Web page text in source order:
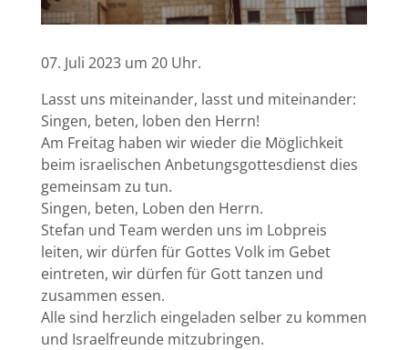
07. Juli 2023 um 20 Uhr.
Lasst uns miteinander, lasst und miteinander:
Singen, beten, loben den Herrn!
Am Freitag haben wir wieder die Möglichkeit
beim israelischen Anbetungsgottesdienst dies
gemeinsam zu tun.
Singen, beten, Loben den Herrn.
Stefan und Team werden uns im Lobpreis
leiten, wir dürfen für Gottes Volk im Gebet
eintreten, wir dürfen für Gott tanzen und
zusammen essen.
Alle sind herzlich eingeladen selber zu kommen
und Israelfreunde mitzubringen.